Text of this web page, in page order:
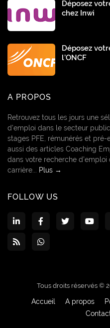
Déposez
chez Inwi
Déposez
l’ONCF
A PROPOS
Retrouvez tous les jours une
d’emploi dans le secteur
stages PFE, rémunérés et
aussi des articles Coaching
dans votre recherche
carrière... Plus →
FOLLOW US
Tous droits réservés ©
Accueil A propos